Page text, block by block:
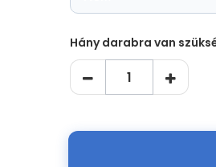
Hány darabra van